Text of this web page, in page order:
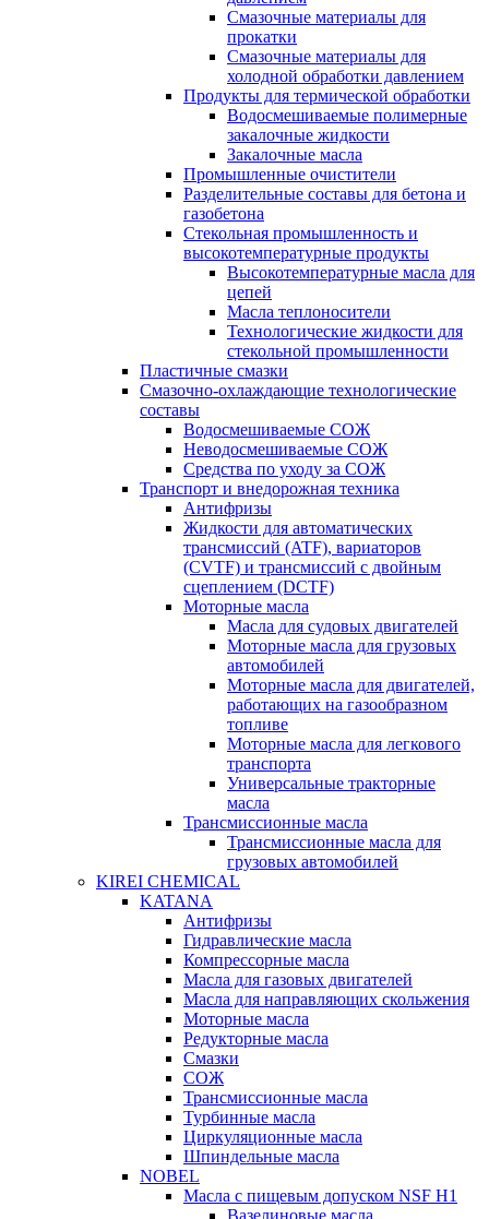
Смазочные материалы для
прокатки
Смазочные материалы для
холодной обработки давлением
Продукты для термической обработки
Водосмешиваемые полимерные
закалочные жидкости
Закалочные масла
Промышленные очистители
Разделительные составы для бетона и
газобетона
Стекольная промышленность и
высокотемпературные продукты
Высокотемпературные масла для
цепей
Масла теплоносители
Технологические жидкости для
стекольной промышленности
Пластичные смазки
Смазочно-охлаждающие технологические
составы
Водосмешиваемые СОЖ
Неводосмешиваемые СОЖ
Средства по уходу за СОЖ
Транспорт и внедорожная техника
Антифризы
Жидкости для автоматических
трансмиссий (ATF), вариаторов
(CVTF) и трансмиссий с двойным
сцеплением (DCTF)
Моторные масла
Масла для судовых двигателей
Моторные масла для грузовых
автомобилей
Моторные масла для двигателей,
работающих на газообразном
топливе
Моторные масла для легкового
транспорта
Универсальные тракторные
масла
Трансмиссионные масла
Трансмиссионные масла для
грузовых автомобилей
KIREI CHEMICAL
KATANA
Антифризы
Гидравлические масла
Компрессорные масла
Масла для газовых двигателей
Масла для направляющих скольжения
Моторные масла
Редукторные масла
Смазки
СОЖ
Трансмиссионные масла
Турбинные масла
Циркуляционные масла
Шпиндельные масла
NOBEL
Масла с пищевым допуском NSF H1
Вазелиновые масла